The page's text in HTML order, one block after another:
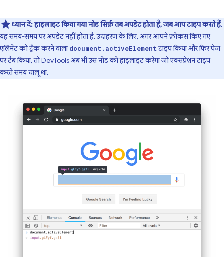
ध्यान दें:हाइलाइट किया गया नोड सिर्फ़ तब अपडेट होता है, जब आप टाइप करते हैं.
यह समय-समय पर अपडेट नहीं होता है. उदाहरण के लिए, अगर आपने फ़ोकस किए गए
एलिमेंट को ट्रैक करने वालाdocument.activeElementटाइप किया और फिर पेज
पर टैब किया, तो DevTools अब भी उस नोड को हाइलाइट करेगा जो एक्सप्रेशन टाइप
करते समय चालू था.